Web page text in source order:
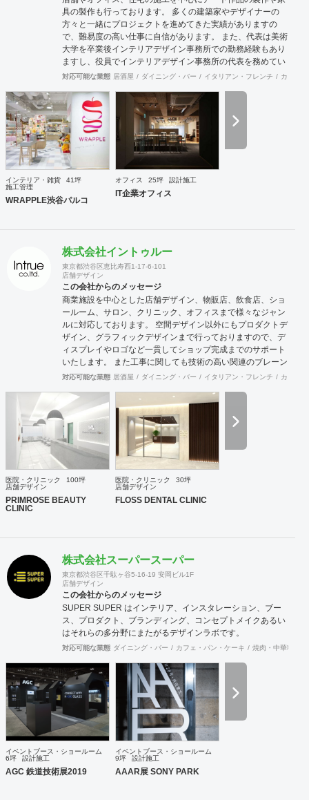
具の製作も行っております。 多くの建築家やデザイナーの
方々と一緒にプロジェクトを進めてきた実績がありますの
で、難易度の高い仕事に自信があります。 また、代表は美術
大学を卒業後インテリアデザイン事務所での勤務経験もあり
ますし、役員でインテリアデザイン事務所の代表を務めてい
る者もおり、社内に4名のデザイナーを有しています。 現場
が回らない際は代表自信も現場に出ますので、社内で5名と
専属の外注監理1名の6名で物件規模や内容に応じて割り当て
ています。 さらに自社で木工職人を抱えており、内装工事に
おいて大きなボリュームを締める木工家具の製作には質、量
ともに自信を持っております。 その他、自社で飲食店を経営
しており業態の開発やレシピ提供、仕入先のコーディネー
ト、人材教育なども行っており設計や施工だけにとらわれな
い様々な引き合いがあります。 大手企業の新業態開発の際の
社外プロジェクトメンバーとしてノウハウ提供などの実績も
対応可能な業態 居酒屋 ダイニング・バー イタリアン・フレンチ カフェ
インテリア・雑貨
41坪
施工管理
WRAPPLE渋谷パルコ
オフィス 25坪 設計施工
IT企業オフィス
株式会社イントゥルー
東京都渋谷区恵比寿西1-17-6-101
店舗デザイン
この会社からのメッセージ
商業施設を中心とした店舗デザイン、物販店、飲食店、ショ
ールーム、サロン、クリニック、オフィスまで様々なジャン
ルに対応しております。 空間デザイン以外にもプロダクトデ
ザイン、グラフィックデザインまで行っておりますので、デ
ィスプレイやロゴなど一貫してショップ完成までのサポート
いたします。 また工事に関しても技術の高い関連のブレーン
が全国にいるため首都圏はもとより地方の案件まで対応が可
摯に向き合い、常にハイクオリティなデザインを提供いたし
ます。
対応可能な業態 居酒屋 ダイニング・バー イタリアン・フレンチ カフェ
医院・クリニック
100坪
店舗デザイン
PRIMROSE BEAUTY
CLINIC
医院・クリニック
30坪
店舗デザイン
FLOSS DENTAL CLINIC
株式会社スーパースーパー
東京都渋谷区千駄ヶ谷5-16-19 安岡ビル1F
店舗デザイン
この会社からのメッセージ
SUPER SUPER はインテリア、インスタレーション、ブー
ス、プロダクト、ブランディング、コンセプトメイクあるい
はそれらの多分野にまたがるデザインラボです。
対応可能な業態 ダイニング・バー カフェ・パン・ケーキ 焼肉・中華料理
イベントブース・ショールーム
6坪
設計施工
AGC 鉄道技術展2019
イベントブース・ショールーム
9坪
設計施工
AAAR展 SONY PARK